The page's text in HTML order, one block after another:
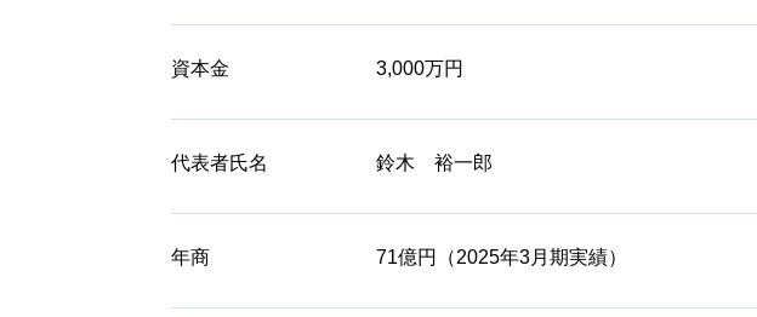
資本金 3,000万円
代表者氏名 鈴木 裕一郎
年商 71億円（2025年3月期実績）